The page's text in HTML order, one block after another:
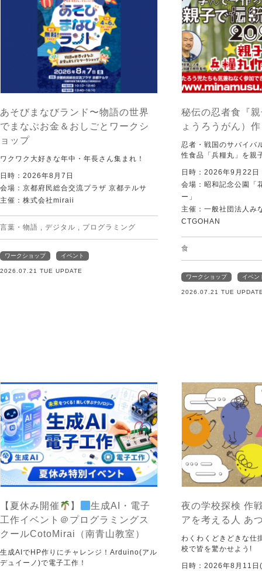
あそびまなびランド〜物語の世界
でまなぶお金＆おしごとワークシ
ョップ
ワクワク大好きな年中・年長さん集まれ！
日時：2026年8月7日
会場：京都府民総合交流プラザ 京都テルサ
主催：株式会社miraii
言葉・物語 , デジタル , プログラミング
ワークショップ イベント
2026.07.21 TUE UPDATE
秘伝の忍者食『
ょうろうがん）
忍者・戦国のサバイバ
性食品「兵糧丸」を親
日時：2026年9月22日
会場：昭和記念公園「
ー」
主催：一般社団法人み
CTGOHAN
食
ワークショップ イベン
2026.07.21 TUE
【夏休み開催 】
生成AI・電子
工作イベント＠プログラミングス
クールCotoMirai（南青山教室）
生成AIでHP作りにチャレンジ！Arduino(アル
デュイーノ)で電子工作！
夜の学校探検 作
アを考える人 あ
わくわくどきどきな仕
校で皆を驚かせよう!
日時：2026年8月11日